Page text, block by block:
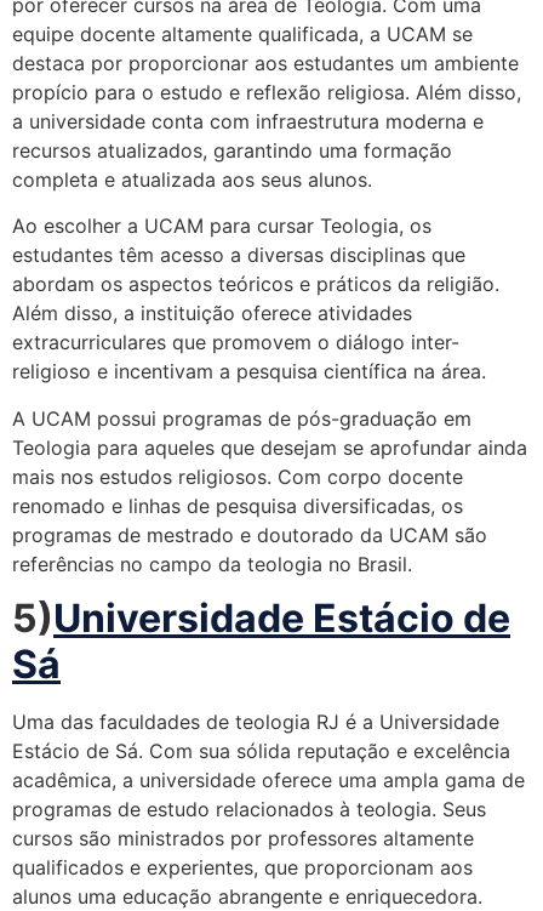
equipe docente altamente qualificada, a UCAM se
destaca por proporcionar aos estudantes um ambiente
propício para o estudo e reflexão religiosa. Além disso,
a universidade conta com infraestrutura moderna e
recursos atualizados, garantindo uma formação
completa e atualizada aos seus alunos.
Ao escolher a UCAM para cursar Teologia, os
estudantes têm acesso a diversas disciplinas que
abordam os aspectos teóricos e práticos da religião.
Além disso, a instituição oferece atividades
extracurriculares que promovem o diálogo inter-
religioso e incentivam a pesquisa científica na área.
A UCAM possui programas de pós-graduação em
Teologia para aqueles que desejam se aprofundar ainda
mais nos estudos religiosos. Com corpo docente
renomado e linhas de pesquisa diversificadas, os
programas de mestrado e doutorado da UCAM são
referências no campo da teologia no Brasil.
5)Universidade Estácio de
Sá
Uma das faculdades de teologia RJ é a Universidade
Estácio de Sá. Com sua sólida reputação e excelência
acadêmica, a universidade oferece uma ampla gama de
programas de estudo relacionados à teologia. Seus
cursos são ministrados por professores altamente
qualificados e experientes, que proporcionam aos
alunos uma educação abrangente e enriquecedora.